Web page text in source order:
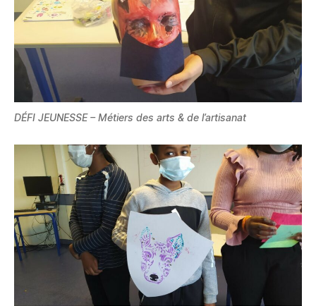
DÉFI JEUNESSE – Métiers des arts & de l’artisanat